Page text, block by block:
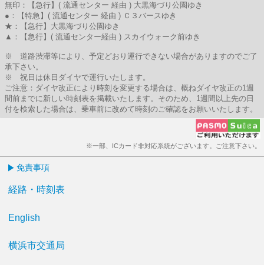
無印：【急行】( 流通センター 経由 ) 大黒海づり公園ゆき
●：【特急】( 流通センター 経由 ) Ｃ３バースゆき
★：【急行】大黒海づり公園ゆき
▲：【急行】( 流通センター経由 ) スカイウォーク前ゆき
※ 道路渋滞等により、予定どおり運行できない場合がありますのでご了
承下さい。
※ 祝日は休日ダイヤで運行いたします。
ご注意：ダイヤ改正により時刻を変更する場合は、概ねダイヤ改正の1週
間前までに新しい時刻表を掲載いたします。そのため、1週間以上先の日
付を検索した場合は、乗車前に改めて時刻のご確認をお願いいたします。
※一部、ICカード非対応系統がございます。ご注意下さい。
免責事項
経路・時刻表
English
横浜市交通局